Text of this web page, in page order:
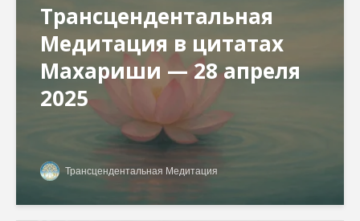
Трансцендентальная
Медитация в цитатах
Махариши — 28 апреля
2025
Трансцендентальная Медитация